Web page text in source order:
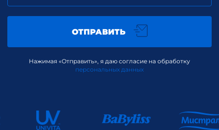
ОТПРАВИТЬ
Нажимая «Отправить», я даю согласие на обработку
персональных данных